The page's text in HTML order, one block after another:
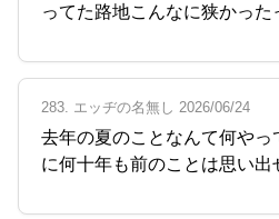
ってた路地こんなに狭かった
283. エッヂの名無し 2026/06/24
去年の夏のことなんて何や
に何十年も前のことは思い出